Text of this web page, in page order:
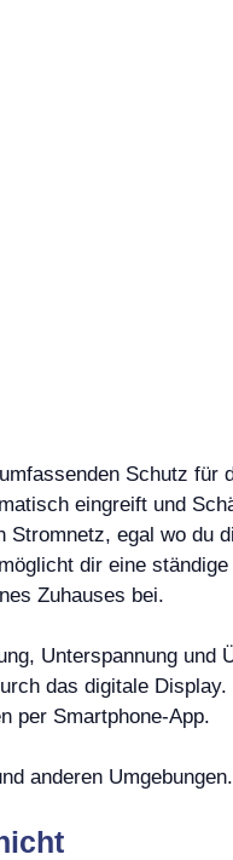
Schutz für
eingreift und
egal wo du
dir eine
Zuhauses bei.
Unterspannung und
das digitale Display.
per Smartphone-App.
anderen Umgebungen.